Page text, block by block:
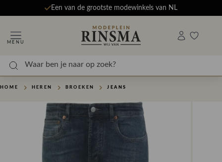
Een van de grootste modewinkels van NL
MENU
HOME HEREN BROEKEN JEANS